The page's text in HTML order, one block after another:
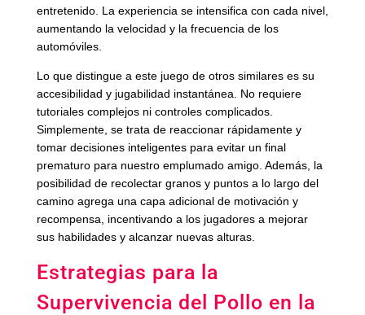
entretenido. La experiencia se intensifica con cada nivel,
aumentando la velocidad y la frecuencia de los
automóviles.
Lo que distingue a este juego de otros similares es su
accesibilidad y jugabilidad instantánea. No requiere
tutoriales complejos ni controles complicados.
Simplemente, se trata de reaccionar rápidamente y
tomar decisiones inteligentes para evitar un final
prematuro para nuestro emplumado amigo. Además, la
posibilidad de recolectar granos y puntos a lo largo del
camino agrega una capa adicional de motivación y
recompensa, incentivando a los jugadores a mejorar
sus habilidades y alcanzar nuevas alturas.
Estrategias para la
Supervivencia del Pollo en la